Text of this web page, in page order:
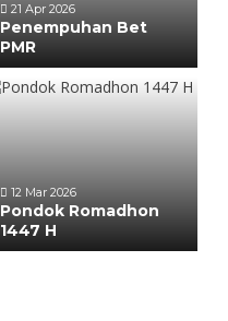
21 Apr 2026
Penempuhan Bet
PMR
12 Mar 2026
Pondok Romadhon
1447 H